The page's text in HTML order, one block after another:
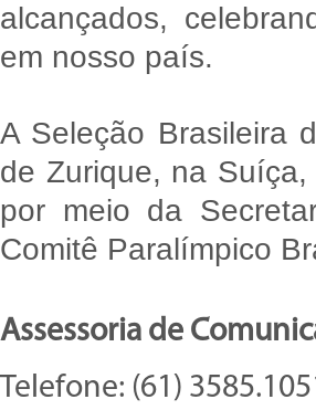
alcançados,
em nosso país.
A Seleção Brasileira
de Zurique, na
por meio da
Comitê Paralímpico
Assessoria de
Telefone: (61)